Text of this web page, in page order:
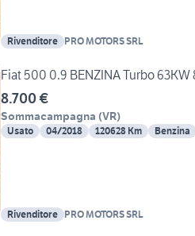
Rivenditore PRO MOTORS SRL
Fiat 500 0.9 BENZINA Turbo 63KW
8.700 €
Sommacampagna (VR)
Usato 04/2018 120628 Km Benzina
Rivenditore PRO MOTORS SRL